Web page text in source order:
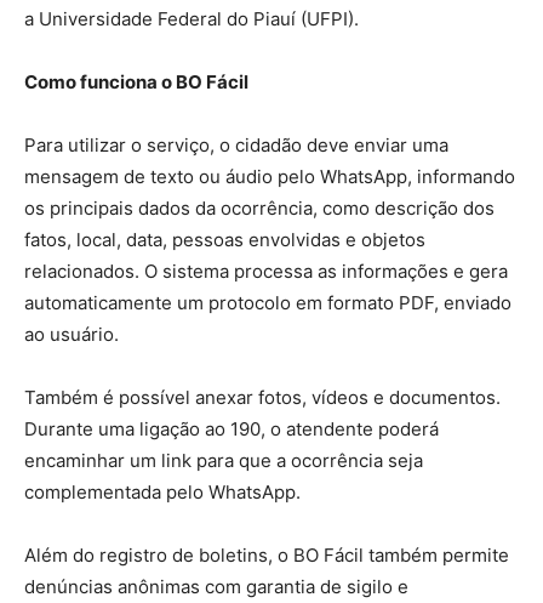
a Universidade Federal do Piauí (UFPI).
Como funciona o BO Fácil
Para utilizar o serviço, o cidadão deve enviar uma
mensagem de texto ou áudio pelo WhatsApp, informando
os principais dados da ocorrência, como descrição dos
fatos, local, data, pessoas envolvidas e objetos
relacionados. O sistema processa as informações e gera
automaticamente um protocolo em formato PDF, enviado
ao usuário.
Também é possível anexar fotos, vídeos e documentos.
Durante uma ligação ao 190, o atendente poderá
encaminhar um link para que a ocorrência seja
complementada pelo WhatsApp.
Além do registro de boletins, o BO Fácil também permite
denúncias anônimas com garantia de sigilo e